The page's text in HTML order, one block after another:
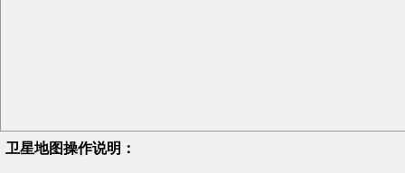
卫星地图操作说明：